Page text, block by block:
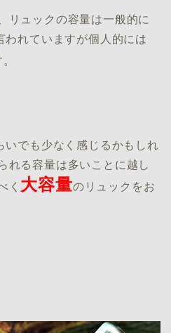
リュックの容量は一般的に
れていますが個人的には
でも少なく感じるかもしれ
れる容量は多いことに越し
く 大容量のリュックをお